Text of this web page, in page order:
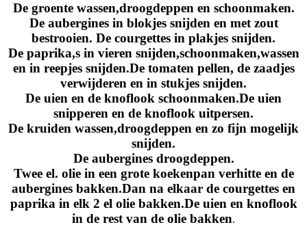
De groente wassen,droogdeppen en schoonmaken.
De aubergines in blokjes snijden en met zout
bestrooien. De courgettes in plakjes snijden.
De paprika,s in vieren snijden,schoonmaken,wassen
en in reepjes snijden.De tomaten pellen, de zaadjes
verwijderen en in stukjes snijden.
De uien en de knoflook schoonmaken.De uien
snipperen en de knoflook uitpersen.
De kruiden wassen,droogdeppen en zo fijn mogelijk
snijden.
De aubergines droogdeppen.
Twee el. olie in een grote koekenpan verhitte en de
aubergines bakken.Dan na elkaar de courgettes en
paprika in elk 2 el olie bakken.De uien en knoflook
in de rest van de olie bakken.